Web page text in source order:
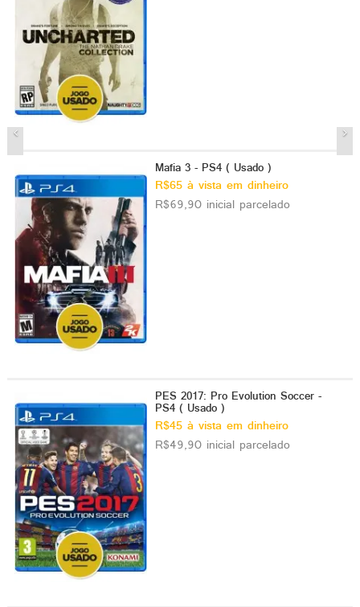
Mafia 3 - PS4 ( Usado )
R$65 à vista em dinheiro
R$69,90 inicial parcelado
PES 2017: Pro Evolution Soccer -
PS4 ( Usado )
R$45 à vista em dinheiro
R$49,90 inicial parcelado